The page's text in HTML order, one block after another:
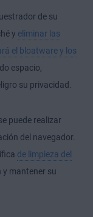
de su
y eliminar las
el bloatware y los
espacio,
su privacidad.
puede realizar
del navegador.
de limpieza del
y mantener su